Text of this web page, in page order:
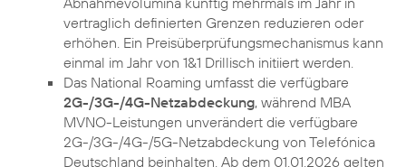
vertraglich definierten Grenzen reduzieren oder
erhöhen. Ein Preisüberprüfungsmechanismus kann
einmal im Jahr von 1&1 Drillisch initiiert werden.
Das National Roaming umfasst die verfügbare
2G-/3G-/4G-Netzabdeckung, während MBA
MVNO-Leistungen unverändert die verfügbare
2G-/3G-/4G-/5G-Netzabdeckung von Telefónica
Deutschland beinhalten. Ab dem 01.01.2026 gelten